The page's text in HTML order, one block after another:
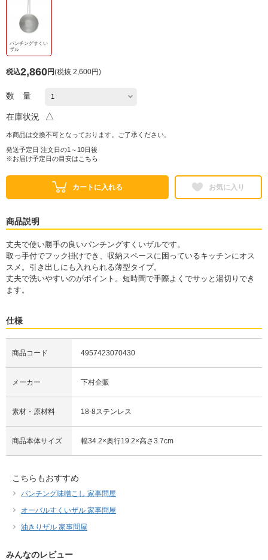
パンチングすくい
ザル
税込2,860円(税抜 2,600円)
数 量
在庫状況 △
本商品は交換不可となっております。ご了承ください。
発送予定日 注文日の1～10日後
※お届け予定日の目安は こちら
カートに入れる お気に入り
商品説明
丈夫で使い勝手の良いパンチングすくいザルです。
取っ手付でフック掛けでき、収納スペースに困っているキッチンにオス
スメ。引き出しにも入れられる薄型タイプ。
丈夫で洗いやすいのがポイント。短時間で手際よくでサッと湯切りでき
ます。
仕様
商品コード 4957423070430
メーカー 下村企販
素材・原材料 18-8ステンレス
商品本体サイズ 幅34.2×奥行19.2×高さ3.7cm
こちらもおすすめ
パンチング味噌こし 家事問屋
オーバルすくいザル 家事問屋
油きりザル 家事問屋
みんなのレビュー